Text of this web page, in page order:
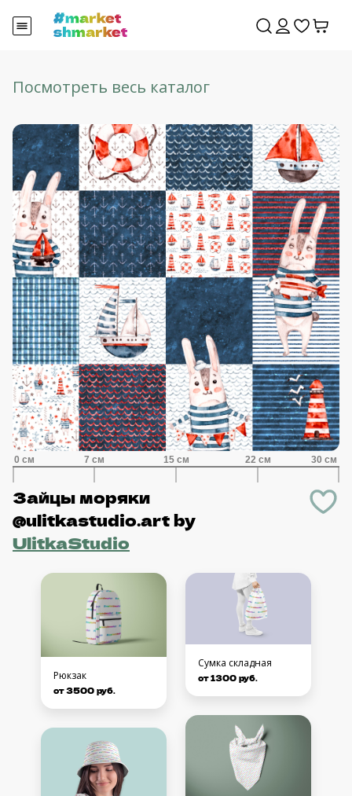
Посмотреть весь каталог
Зайцы моряки
@ulitkastudio.artby
UlitkaStudio
Рюкзак
от 3500 руб.
Сумка складная
от 1300 руб.